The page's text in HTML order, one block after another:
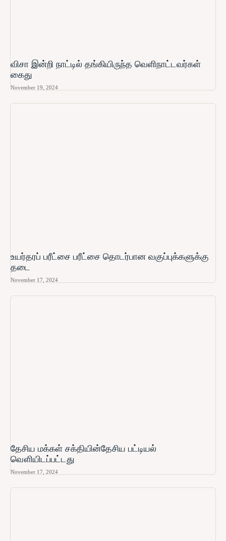
விசா இன்றி நாட்டில் தங்கியிருந்த வெளிநாட்டவர்கள்
கைது
November 19, 2024
உயர்தரப் பரீட்சை பரீட்சை தொடர்பான வகுப்புக்களுக்கு
தடை
November 17, 2024
தேசிய மக்கள் சக்தியின்தேசிய பட்டியல்
வௌியிடப்பட்டது
November 17, 2024